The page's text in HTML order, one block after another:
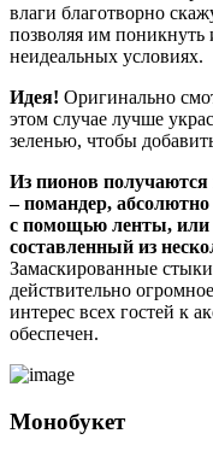
влаги благотворно
позволяя им поникнуть
неидеальных условиях.
Идея! Оригинально
этом случае лучше
зеленью, чтобы
Из пионов
– помандер,
с помощью ленты, или
составленный из
Замаскированные
действительно
интерес всех гостей к
обеспечен.
Монобукет